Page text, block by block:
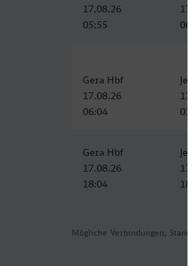
Mögliche Verbindungen,
17.08.26
05:55
Gera Hbf
17.08.26
06:04
Gera Hbf
17.08.26
18:04